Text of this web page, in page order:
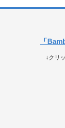
「
↓クリ